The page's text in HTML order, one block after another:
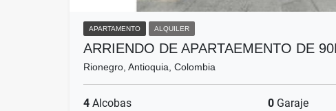
APARTAMENTO ALQUILER
ARRIENDO DE APARTAEMENTO DE
Rionegro, Antioquia, Colombia
4 Alcobas 0 Garaje